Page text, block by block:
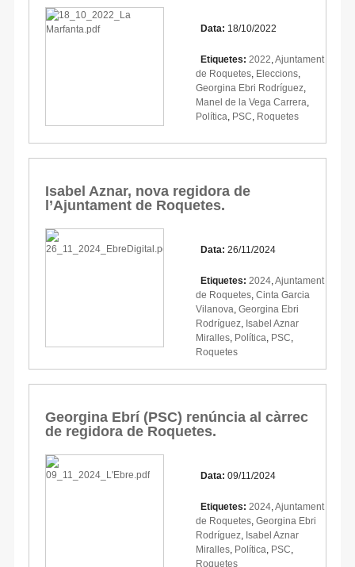
Data: 18/10/2022
Etiquetes: 2022 Ajuntament
de Roquetes Eleccions
Georgina Ebri Rodríguez
Manel de la Vega Carrera
Política PSC Roquetes
Isabel Aznar, nova regidora de
l’Ajuntament de Roquetes.
Data: 26/11/2024
Etiquetes: 2024 Ajuntament
de Roquetes Cinta Garcia
Vilanova Georgina Ebri
Rodríguez Isabel Aznar
Miralles Política PSC
Roquetes
Georgina Ebrí (PSC) renúncia al càrrec
de regidora de Roquetes.
Data: 09/11/2024
Etiquetes: 2024 Ajuntament
de Roquetes Georgina Ebri
Rodríguez Isabel Aznar
Miralles Política PSC
Roquetes